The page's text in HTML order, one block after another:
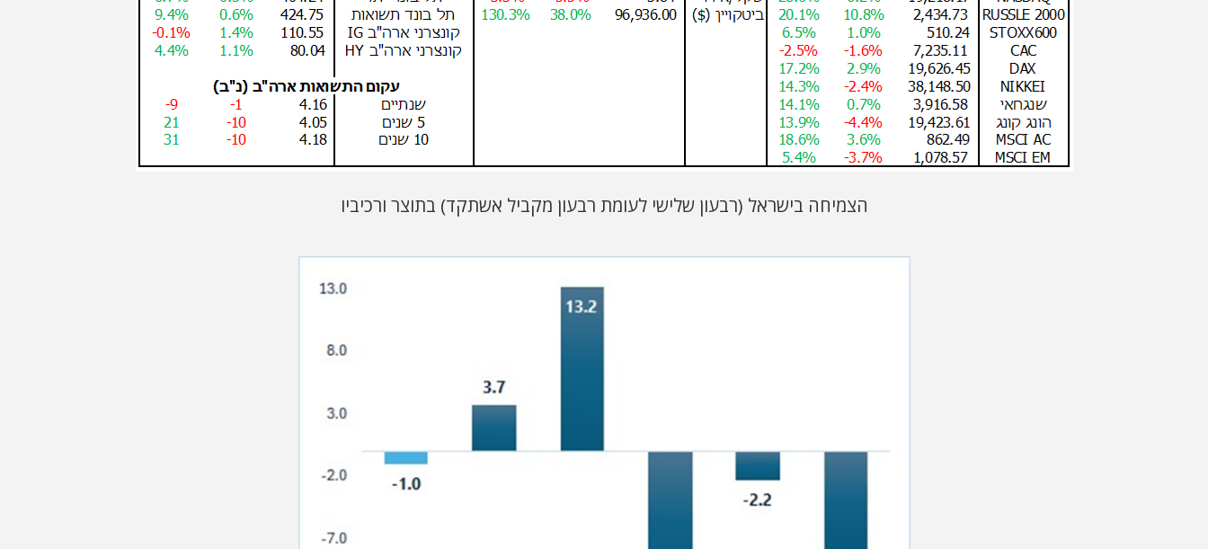
הצמיחה בישראל (רבעון שלישי לעומת רבעון מקביל אשתקד) בתוצר ורכיביו